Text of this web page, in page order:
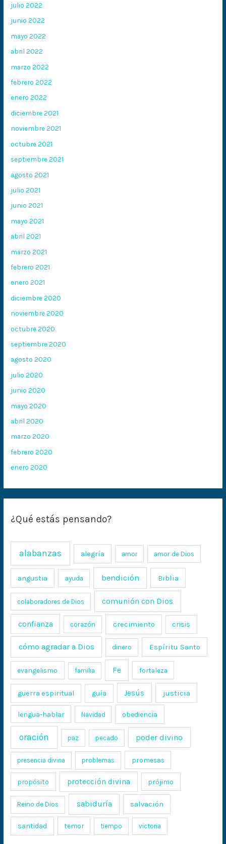
julio 2022
junio 2022
mayo 2022
abril 2022
marzo 2022
febrero 2022
enero 2022
diciembre 2021
noviembre 2021
octubre 2021
septiembre 2021
agosto 2021
julio 2021
junio 2021
mayo 2021
abril 2021
marzo 2021
febrero 2021
enero 2021
diciembre 2020
noviembre 2020
octubre 2020
septiembre 2020
agosto 2020
julio 2020
junio 2020
mayo 2020
abril 2020
marzo 2020
febrero 2020
enero 2020
¿Qué estás pensando?
alabanzas alegría amor amor de Dios
angustia ayuda bendición Biblia
colaboradores de Dios comunión con Dios
confianza corazón crecimiento crisis
cómo agradar a Dios dinero Espíritu Santo
evangelismo familia Fe fortaleza
guerra espiritual guía Jesús justicia
lengua-hablar Navidad obediencia
oración paz pecado poder divino
presencia divina problemas promesas
propósito protección divina prójimo
Reino de Dios sabiduría salvación
santidad temor tiempo victoria